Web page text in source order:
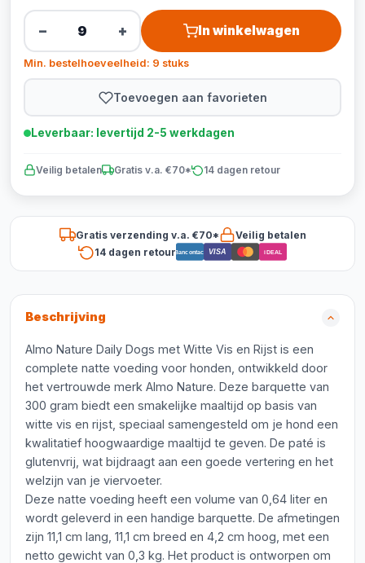
− + In winkelwagen
Min. bestelhoeveelheid: 9 stuks
Toevoegen aan favorieten
Leverbaar: levertijd 2-5 werkdagen
Veilig betalen Gratis v.a. €70* 14 dagen retour
Gratis verzending v.a. €70*
Veilig betalen
14 dagen retourBancontact VISA iDEAL
Beschrijving
Almo Nature Daily Dogs met Witte Vis en Rijst is een
complete natte voeding voor honden, ontwikkeld door
het vertrouwde merk Almo Nature. Deze barquette van
300 gram biedt een smakelijke maaltijd op basis van
witte vis en rijst, speciaal samengesteld om je hond een
kwalitatief hoogwaardige maaltijd te geven. De paté is
glutenvrij, wat bijdraagt aan een goede vertering en het
welzijn van je viervoeter.
Deze natte voeding heeft een volume van 0,64 liter en
wordt geleverd in een handige barquette. De afmetingen
zijn 11,1 cm lang, 11,1 cm breed en 4,2 cm hoog, met een
netto gewicht van 0,3 kg. Het product is ontworpen om